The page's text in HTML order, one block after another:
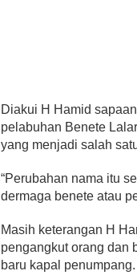
Diakui H Hamid
pelabuhan Benete
yang menjadi salah
“Perubahan nama itu
dermaga benete atau
Masih keterangan H
pengangkut orang dan
baru kapal